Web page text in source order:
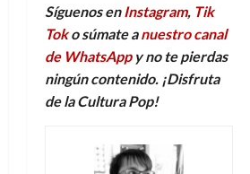
Síguenos enInstagram, Tik
Toko súmate anuestro canal
de WhatsAppy no te pierdas
ningún contenido. ¡Disfruta
de la Cultura Pop!